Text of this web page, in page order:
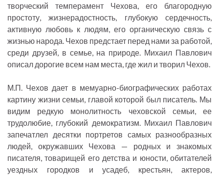
творческий темперамент Чехова, его благородную
простоту, жизнерадостность, глубокую сердечность,
активную любовь к людям, его органическую связь с
жизнью народа. Чехов предстает перед нами за работой,
среди друзей, в семье, на природе. Михаил Павлович
описал дорогие всем нам места, где жил и творил Чехов.
М.П. Чехов дает в мемуарно-биографических работах
картину жизни семьи, главой которой был писатель. Мы
видим редкую монолитность чеховской семьи, ее
трудолюбие, глубокий демократизм. Михаил Павлович
запечатлел десятки портретов самых разнообразных
людей, окружавших Чехова — родных и знакомых
писателя, товарищей его детства и юности, обитателей
уездных городков и усадеб, крестьян, актеров,